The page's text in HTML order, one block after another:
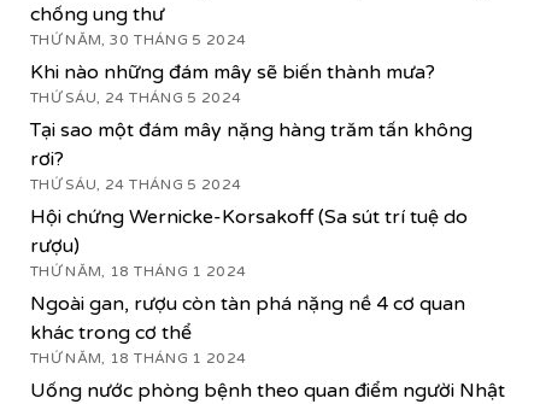
chống ung thư
THỨ NĂM, 30 THÁNG 5 2024
Khi nào những đám mây sẽ biến thành mưa?
THỨ SÁU, 24 THÁNG 5 2024
Tại sao một đám mây nặng hàng trăm tấn không
rơi?
THỨ SÁU, 24 THÁNG 5 2024
Hội chứng Wernicke-Korsakoff (Sa sút trí tuệ do
rượu)
THỨ NĂM, 18 THÁNG 1 2024
Ngoài gan, rượu còn tàn phá nặng nề 4 cơ quan
khác trong cơ thể
THỨ NĂM, 18 THÁNG 1 2024
Uống nước phòng bệnh theo quan điểm người Nhật